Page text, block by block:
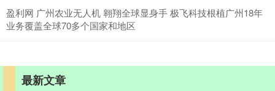
盈利网 广州农业无人机 翱翔全球显身手 极飞科技根植广州18年
业务覆盖全球70多个国家和地区
最新文章